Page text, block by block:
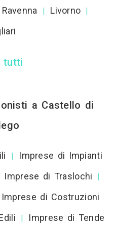
Ravenna | Livorno |
tutti
a Castello di
|
Imprese di Impianti
Imprese di Traslochi |
Imprese di Costruzioni
|
Imprese di Tende